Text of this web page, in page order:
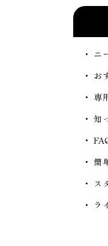
・ ニ
・ お
・ 専
・ 知
・
・ 簡
・ ス
・ ラ